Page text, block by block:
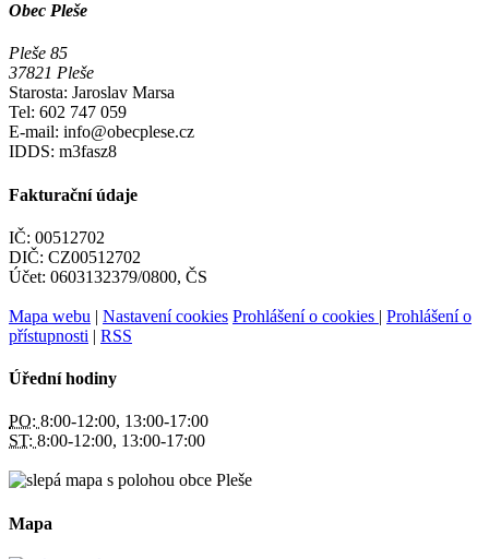
Obec Pleše
Pleše 85
37821 Pleše
Starosta: Jaroslav Marsa
Tel: 602 747 059
E-mail: info@obecplese.cz
IDDS: m3fasz8
Fakturační údaje
IČ: 00512702
DIČ: CZ00512702
Účet: 0603132379/0800, ČS
Mapa webu | Nastavení cookies Prohlášení o cookies | Prohlášení o
přístupnosti | RSS
Úřední hodiny
PO: 8:00-12:00, 13:00-17:00
ST: 8:00-12:00, 13:00-17:00
Mapa